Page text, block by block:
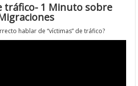
tráfico- 1 Minuto sobre
hablar de “víctimas” de tráfico?